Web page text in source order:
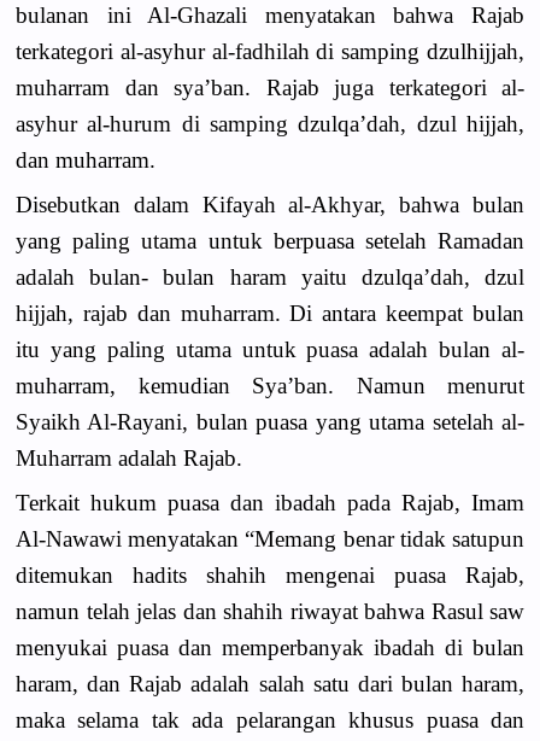
bulanan ini Al-Ghazali menyatakan bahwa Rajab
terkategori al-asyhur al-fadhilah di samping dzulhijjah,
muharram dan sya’ban. Rajab juga terkategori al-
asyhur al-hurum di samping dzulqa’dah, dzul hijjah,
dan muharram.
Disebutkan dalam Kifayah al-Akhyar, bahwa bulan
yang paling utama untuk berpuasa setelah Ramadan
adalah bulan- bulan haram yaitu dzulqa’dah, dzul
hijjah, rajab dan muharram. Di antara keempat bulan
itu yang paling utama untuk puasa adalah bulan al-
muharram, kemudian Sya’ban. Namun menurut
Syaikh Al-Rayani, bulan puasa yang utama setelah al-
Muharram adalah Rajab.
Terkait hukum puasa dan ibadah pada Rajab, Imam
Al-Nawawi menyatakan “Memang benar tidak satupun
ditemukan hadits shahih mengenai puasa Rajab,
namun telah jelas dan shahih riwayat bahwa Rasul saw
menyukai puasa dan memperbanyak ibadah di bulan
haram, dan Rajab adalah salah satu dari bulan haram,
maka selama tak ada pelarangan khusus puasa dan